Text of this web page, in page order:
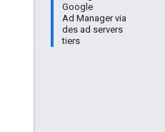
Google
Ad Manager via
des ad servers
tiers